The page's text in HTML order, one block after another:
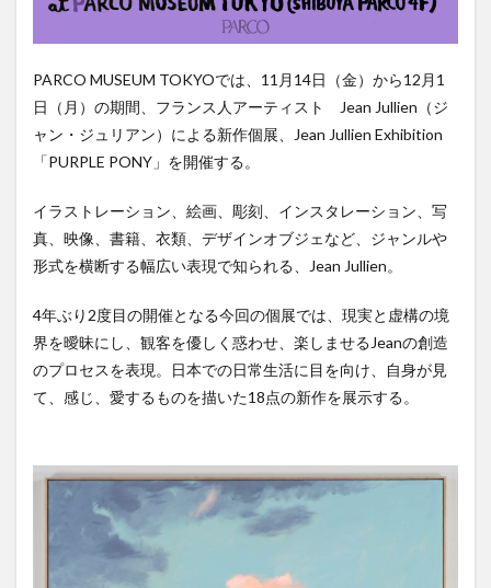
PARCO MUSEUM TOKYOでは、11月14日（金）から12月1
日（月）の期間、フランス人アーティスト Jean Jullien（ジ
ャン・ジュリアン）による新作個展、Jean Jullien Exhibition
「PURPLE PONY」を開催する。
イラストレーション、絵画、彫刻、インスタレーション、写
真、映像、書籍、衣類、デザインオブジェなど、ジャンルや
形式を横断する幅広い表現で知られる、Jean Jullien。
4年ぶり2度目の開催となる今回の個展では、現実と虚構の境
界を曖昧にし、観客を優しく惑わせ、楽しませるJeanの創造
のプロセスを表現。日本での日常生活に目を向け、自身が見
て、感じ、愛するものを描いた18点の新作を展示する。